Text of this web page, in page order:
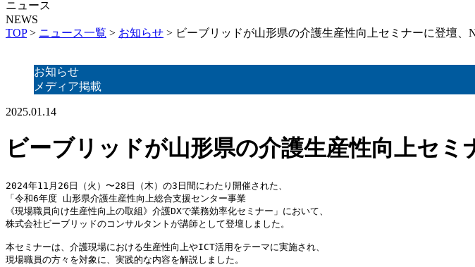
ニュース
NEWS
TOP > ニュース一覧 > お知らせ > ビーブリッドが山形県の介護生産性向上セミナーに登壇、
お知らせ
メディア掲載
2025.01.14
ビーブリッドが山形県の介護生産性向上セ
2024年11月26日（火）〜28日（木）の3日間にわたり開催された、
「令和6年度 山形県介護生産性向上総合支援センター事業
《現場職員向け生産性向上の取組》介護DXで業務効率化セミナー」において、
株式会社ビーブリッドのコンサルタントが講師として登壇しました。
本セミナーは、介護現場における生産性向上やICT活用をテーマに実施され、
現場職員の方々を対象に、実践的な内容を解説しました。